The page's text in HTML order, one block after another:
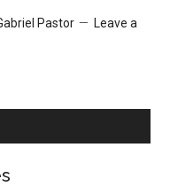
Pastor
Leave a